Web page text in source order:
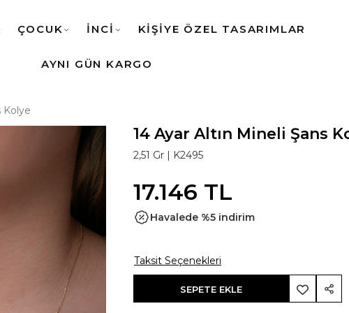
ÇOCUK İNCİ KİŞİYE ÖZEL TASARIMLAR
AYNI GÜN KARGO
Kolye
14 Ayar Altın Mineli Şans
2,51 Gr | K2495
17.146 TL
Havalede %5 indirim
Taksit Seçenekleri
SEPETE EKLE